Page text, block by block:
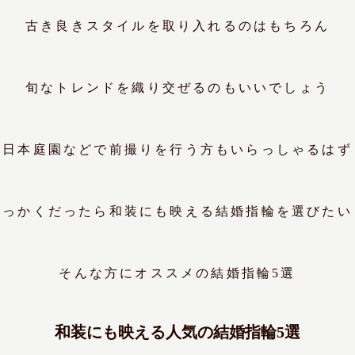
古き良きスタイルを取り入れるのはもちろん
旬なトレンドを織り交ぜるのもいいでしょう
日本庭園などで前撮りを行う方もいらっしゃるはず
っかくだったら和装にも映える結婚指輪を選びたい
そんな方にオススメの結婚指輪5選
和装にも映える人気の結婚指輪5選